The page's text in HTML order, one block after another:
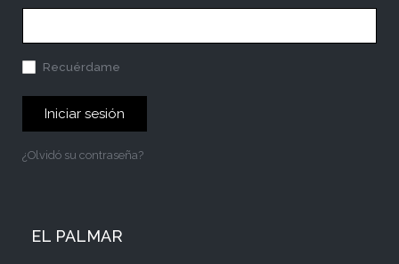
Recuérdame
Iniciar sesión
¿Olvidó su contraseña?
EL PALMAR